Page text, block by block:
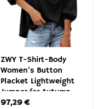
ZWY T-Shirt-Body
Women’s Button
Placket Lightweight
Jumper for Autumn
97,29€